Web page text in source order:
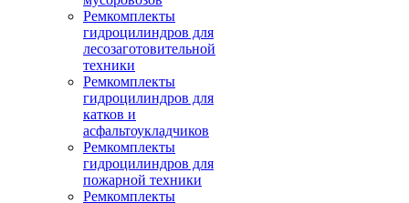
Ремкомплекты
гидроцилиндров для
лесозаготовительной
техники
Ремкомплекты
гидроцилиндров для
катков и
асфальтоукладчиков
Ремкомплекты
гидроцилиндров для
пожарной техники
Ремкомплекты